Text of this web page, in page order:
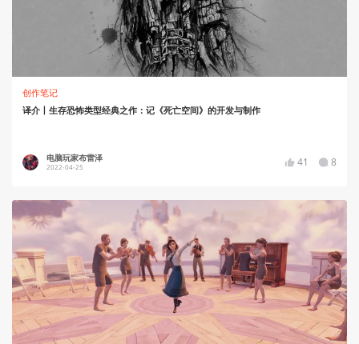
创作笔记
译介丨生存恐怖类型经典之作：记《死亡空间》的开发与制作
电脑玩家布雷泽
2022-04-25 41 8